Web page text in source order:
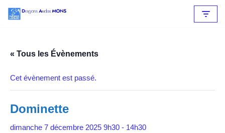
contenu
« Tous les Évènements
Cet évènement est passé.
Dominette
dimanche 7 décembre 2025 9h30 - 14h30